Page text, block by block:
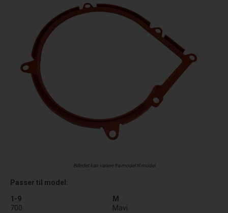
Billedet kan variere fra model til model
Passer til model:
1-9
700
M
Mavi